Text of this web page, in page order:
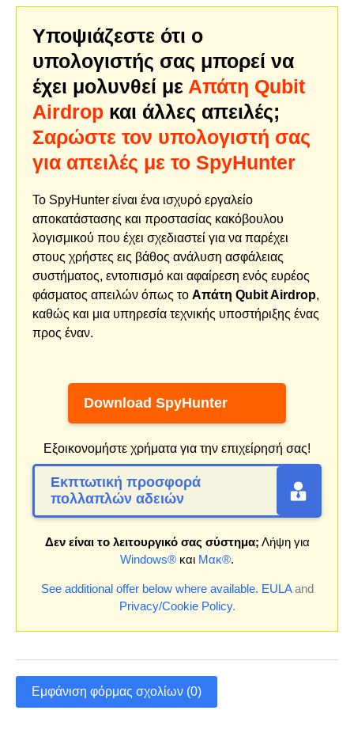
Υποψιάζεστε ότι ο
υπολογιστής σας μπορεί να
έχει μολυνθεί με Απάτη Qubit
Airdrop και άλλες απειλές;
Σαρώστε τον υπολογιστή σας
για απειλές με το SpyHunter
Το SpyHunter είναι ένα ισχυρό εργαλείο
αποκατάστασης και προστασίας κακόβουλου
λογισμικού που έχει σχεδιαστεί για να παρέχει
στους χρήστες εις βάθος ανάλυση ασφάλειας
συστήματος, εντοπισμό και αφαίρεση ενός ευρέος
φάσματος απειλών όπως το Απάτη Qubit Airdrop,
καθώς και μια υπηρεσία τεχνικής υποστήριξης ένας
προς έναν.
Download SpyHunter
Εξοικονομήστε χρήματα για την επιχείρησή σας!
Εκπτωτική προσφορά
πολλαπλών αδειών
Δεν είναι το λειτουργικό σας σύστημα; Λήψη για
Windows® και Μακ®.
See additional offer below where available. EULAand
Privacy/Cookie Policy.
Εμφάνιση φόρμας σχολίων (0)